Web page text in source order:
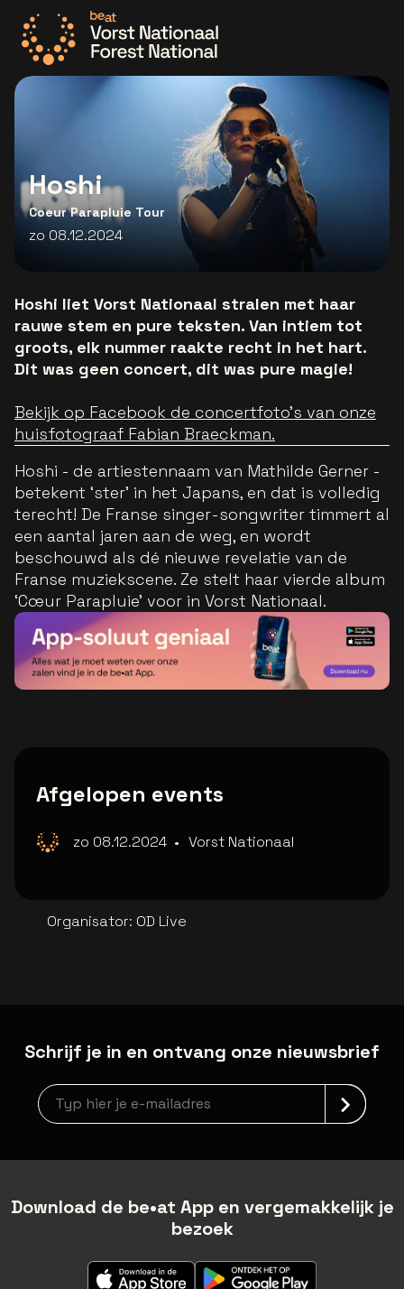
Ga naar de homepage
Hoshi
Coeur Parapluie Tour
zo 08.12.2024
Hoshi liet Vorst Nationaal stralen met haar
rauwe stem en pure teksten. Van intiem tot
groots, elk nummer raakte recht in het hart.
Dit was geen concert, dit was pure magie!
Bekijk op Facebook de concertfoto's van onze
huisfotograaf Fabian Braeckman.
Hoshi - de artiestennaam van Mathilde Gerner -
betekent ‘ster’ in het Japans, en dat is volledig
terecht! De Franse singer-songwriter timmert al
een aantal jaren aan de weg, en wordt
beschouwd als dé nieuwe revelatie van de
Franse muziekscene. Ze stelt haar vierde album
‘Cœur Parapluie’ voor in Vorst Nationaal.
Afgelopen events
zo 08.12.2024 • Vorst Nationaal
Organisator: OD Live
Schrijf je in en ontvang onze nieuwsbrief
Nieuwsbrief aanmelding
Download de be•at App en vergemakkelijk je
bezoek